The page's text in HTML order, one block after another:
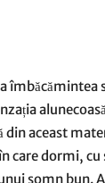
aceast
care dormi,
somn bun.